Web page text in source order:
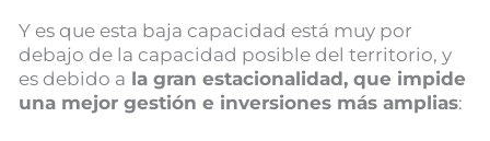
Y es que esta baja capacidad está muy por
debajo de la capacidad posible del territorio, y
es debido a la gran estacionalidad, que impide
una mejor gestión e inversiones más amplias: